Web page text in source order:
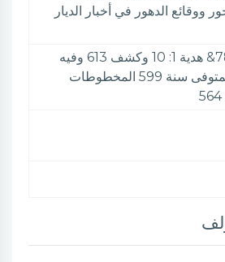
ووقائع الدهور في أخبار الديار
الأعلام 1: 78& هدية 1: 10 وكشف 613 وفيه
(مقحما): المتوفى سنة 599 المخطوطات